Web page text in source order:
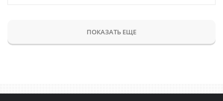
ПОКАЗАТЬ ЕЩЕ